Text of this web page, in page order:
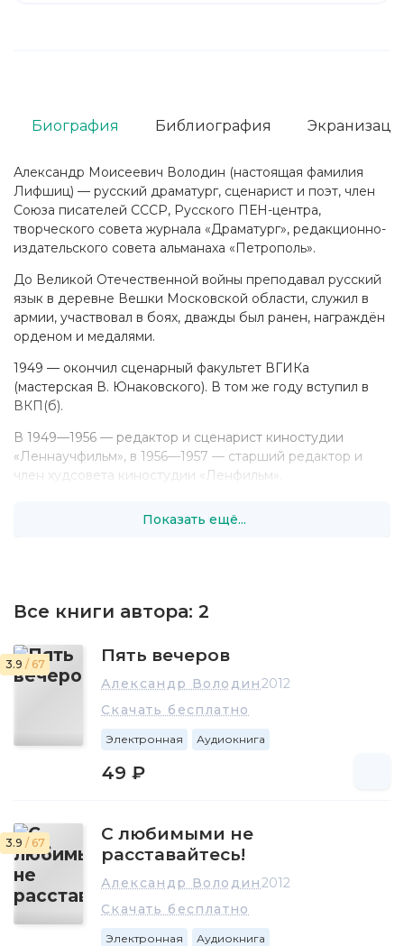
Александр Моисеевич Володин (настоящая фамилия
Лифшиц) — русский драматург, сценарист и поэт, член
Союза писателей СССР, Русского ПЕН-центра,
творческого совета журнала «Драматург», редакционно-
издательского совета альманаха «Петрополь».
До Великой Отечественной войны преподавал русский
язык в деревне Вешки Московской области, служил в
армии, участвовал в боях, дважды был ранен, награждён
орденом и медалями.
1949 — окончил сценарный факультет ВГИКа
(мастерская В. Юнаковского). В том же году вступил в
ВКП(б).
В 1949—1956 — редактор и сценарист киностудии
«Леннаучфильм», в 1956—1957 — старший редактор и
член худсовета киностудии «Ленфильм».
девчонка» (постановка 1956), «Пять вечеров» (1959),
общества.
Санкт-Петербурга.
Ежегодно в Санкт-Петербурге проводится фестиваль
«Пять вечеров», посвящённый памяти драматурга А. М.
Показать ещё...
Биография Библиография
Все книги автора: 2
3.9 / 67 Пять вечеров
Александр Володин2012
Скачать бесплатно
Электронная Аудиокнига
49 ₽
3.9 / 67
С любимыми не
расставайтесь!
Александр Володин2012
Скачать бесплатно
Электронная Аудиокнига